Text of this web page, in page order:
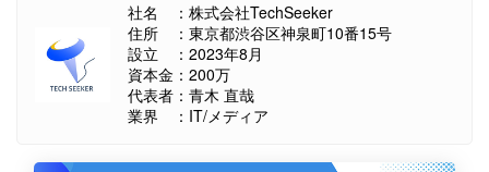
社名 ：株式会社TechSeeker
住所 ：東京都渋谷区神泉町10番15号
設立 ：2023年8月
資本金：200万
代表者：青木 直哉
業界 ：IT/メディア